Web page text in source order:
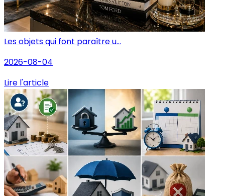
Les objets qui font paraître u...
2026-08-04
Lire l'article